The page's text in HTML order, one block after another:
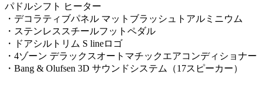
パドルシフト ヒーター
・デコラティブパネル マットブラッシュトアルミニウム
・ステンレススチールフットペダル
・ドアシルトリム S lineロゴ
・4ゾーン デラックスオートマチックエアコンディショナー
・Bang & Olufsen 3D サウンドシステム（17スピーカー）